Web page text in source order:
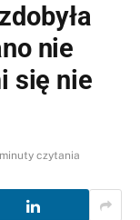
nie
się nie
czytania